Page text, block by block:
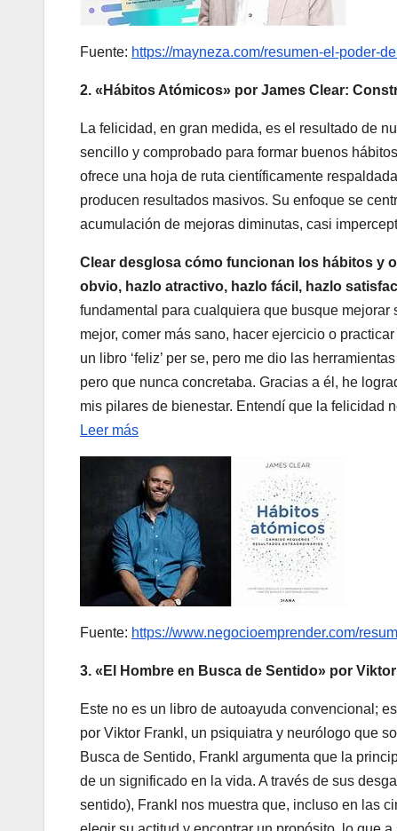
Fuente: https://mayneza.com/resumen-el-poder-
2. «Hábitos Atómicos» por James Clear:
La felicidad, en gran medida, es el resultado de
sencillo y comprobado para formar buenos
ofrece una hoja de ruta científicamente
producen resultados masivos. Su enfoque se
acumulación de mejoras diminutas, casi
Clear desglosa cómo funcionan los hábitos y
obvio, hazlo atractivo, hazlo fácil, hazlo
fundamental para cualquiera que busque
mejor, comer más sano, hacer ejercicio o
un libro ‘feliz’ per se, pero me dio las
pero que nunca concretaba. Gracias a él, he
mis pilares de bienestar. Entendí que la felicidad
Leer más
Fuente: https://www.negocioemprender.com/
3. «El Hombre en Busca de Sentido» por
Este no es un libro de autoayuda convencional;
por Viktor Frankl, un psiquiatra y neurólogo que
Busca de Sentido, Frankl argumenta que la
de un significado en la vida. A través de sus
sentido), Frankl nos muestra que, incluso en las